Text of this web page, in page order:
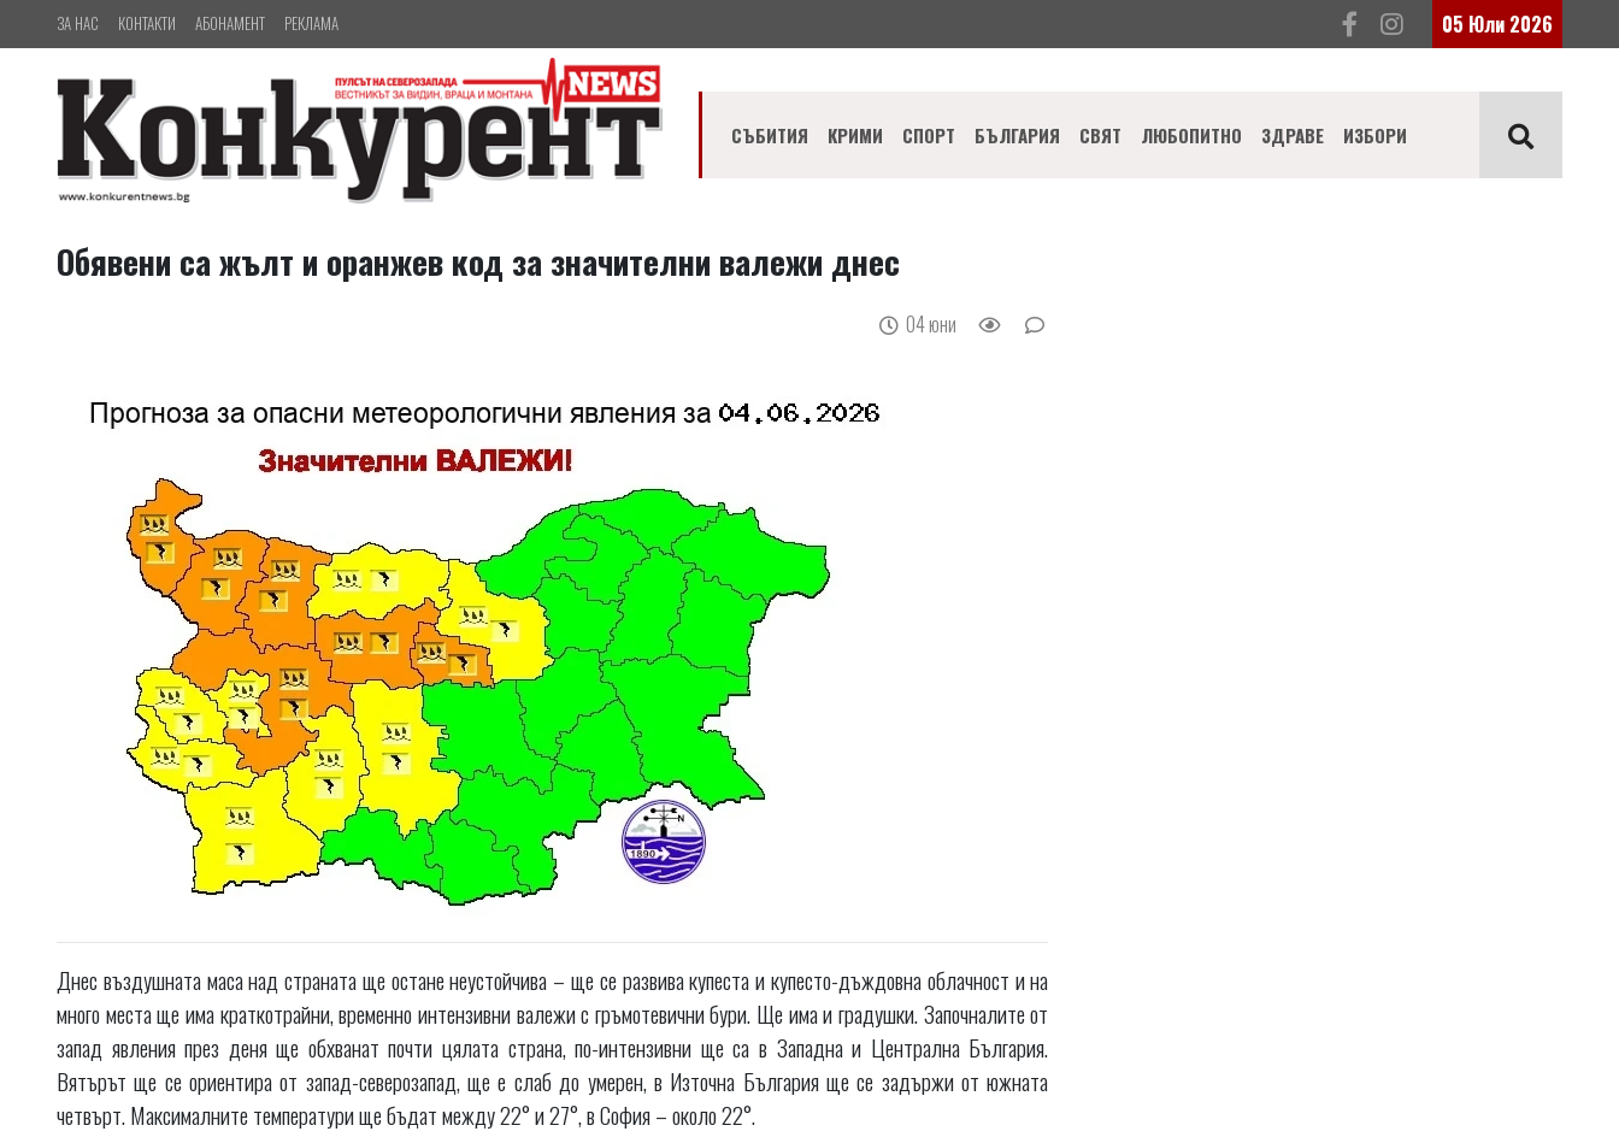
ЗА НАС КОНТАКТИ АБОНАМЕНТ РЕКЛАМА 05 Юли 2026
СЪБИТИЯ КРИМИ СПОРТ БЪЛГАРИЯ СВЯТ ЛЮБОПИТНО ЗДРАВЕ ИЗБОРИ
Обявени са жълт и оранжев код за значителни валежи днес
04 юни
Днес въздушната маса над страната ще остане неустойчива – ще се развива купеста и купесто-дъждовна облачност и на
много места ще има краткотрайни, временно интензивни валежи с гръмотевични бури. Ще има и градушки. Започналите от
запад явления през деня ще обхванат почти цялата страна, по-интензивни ще са в Западна и Централна България.
Вятърът ще се ориентира от запад-северозапад, ще е слаб до умерен, в Източна България ще се задържи от южната
четвърт. Максималните температури ще бъдат между 22° и 27°, в София – около 22°.